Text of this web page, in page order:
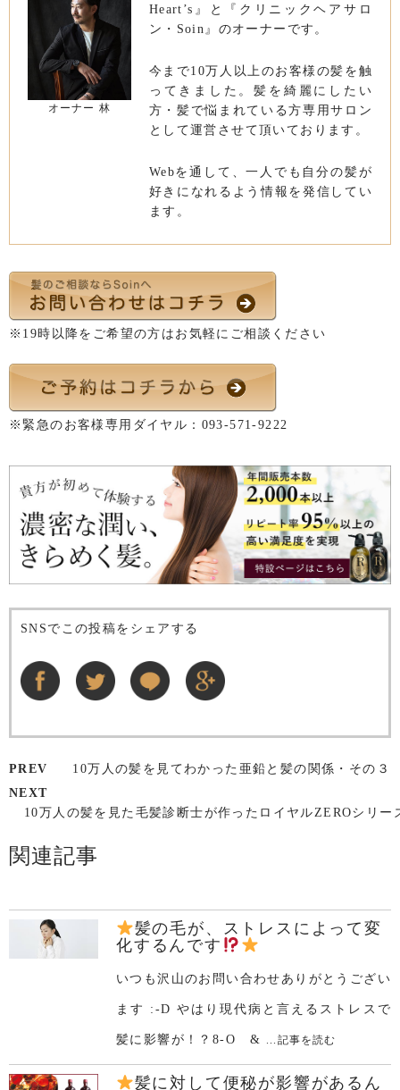
オーナー 林
Heart’s』と『クリニックヘアサロ
ン・Soin』のオーナーです。
今まで10万人以上のお客様の髪を触
ってきました。髪を綺麗にしたい
方・髪で悩まれている方専用サロン
として運営させて頂いております。
Webを通して、一人でも自分の髪が
好きになれるよう情報を発信してい
ます。
※19時以降をご希望の方はお気軽にご相談ください
※緊急のお客様専用ダイヤル： 093-571-9222
SNSでこの投稿をシェアする
PREV
10万人の髪を見てわかった亜鉛と髪の関係・その３
NEXT
10万人の髪を見た毛髪診断士が作ったロイヤルZEROシリー
関連記事
髪の毛が、ストレスによって変
化するんです
いつも沢山のお問い合わせありがとうござい
ます :-D やはり現代病と言えるストレスで
髪に影響が！？8-O & ...記事を読む
髪に対して便秘が影響があるん